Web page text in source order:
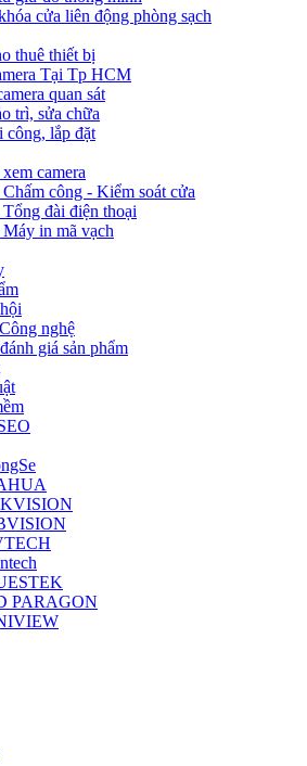
cửa liên động phòng sạch
thuê thiết bị
Tại Tp HCM
quan sát
trì, sửa chữa
lắp đặt
camera
công - Kiểm soát cửa
đài điện thoại
in mã vạch
nghệ
giá sản phẩm
PARAGON